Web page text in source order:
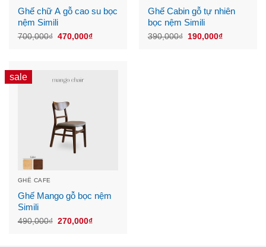
Ghế chữ A gỗ cao su bọc
nệm Simili
700,000₫ Original
470,000₫Current
Ghế Cabin gỗ tự nhiên
bọc nệm Simili
390,000₫
Original
190,000₫Current
sale
GHẾ CAFE
Ghế Mango gỗ bọc nệm
Simili
490,000₫ Original
270,000₫Current